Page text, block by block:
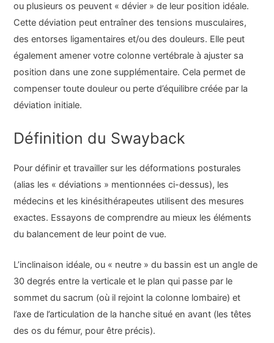
ou plusieurs os peuvent « dévier » de leur position idéale.
Cette déviation peut entraîner des tensions musculaires,
des entorses ligamentaires et/ou des douleurs. Elle peut
également amener votre colonne vertébrale à ajuster sa
position dans une zone supplémentaire. Cela permet de
compenser toute douleur ou perte d’équilibre créée par la
déviation initiale.
Définition du Swayback
Pour définir et travailler sur les déformations posturales
(alias les « déviations » mentionnées ci-dessus), les
médecins et les kinésithérapeutes utilisent des mesures
exactes. Essayons de comprendre au mieux les éléments
du balancement de leur point de vue.
L’inclinaison idéale, ou « neutre » du bassin est un angle de
30 degrés entre la verticale et le plan qui passe par le
sommet du sacrum (où il rejoint la colonne lombaire) et
l’axe de l’articulation de la hanche situé en avant (les têtes
des os du fémur, pour être précis).